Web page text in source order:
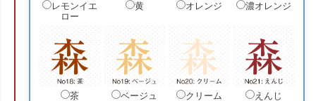
レモンイエ
ロー
黄 オレンジ 濃オレンジ
茶 ベージュ クリーム えんじ